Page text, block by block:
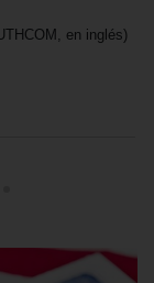
en inglés)